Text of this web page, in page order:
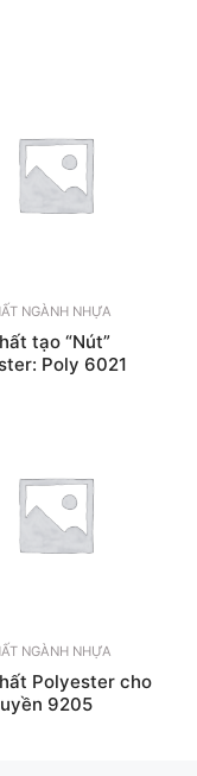
NGÀNH NHỰA
tạo “Nút”
Poly 6021
NGÀNH NHỰA
Polyester cho
9205